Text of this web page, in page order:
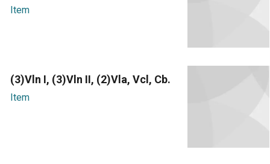
Item
(3)Vln I, (3)Vln II, (2)Vla, Vcl, Cb.
Item